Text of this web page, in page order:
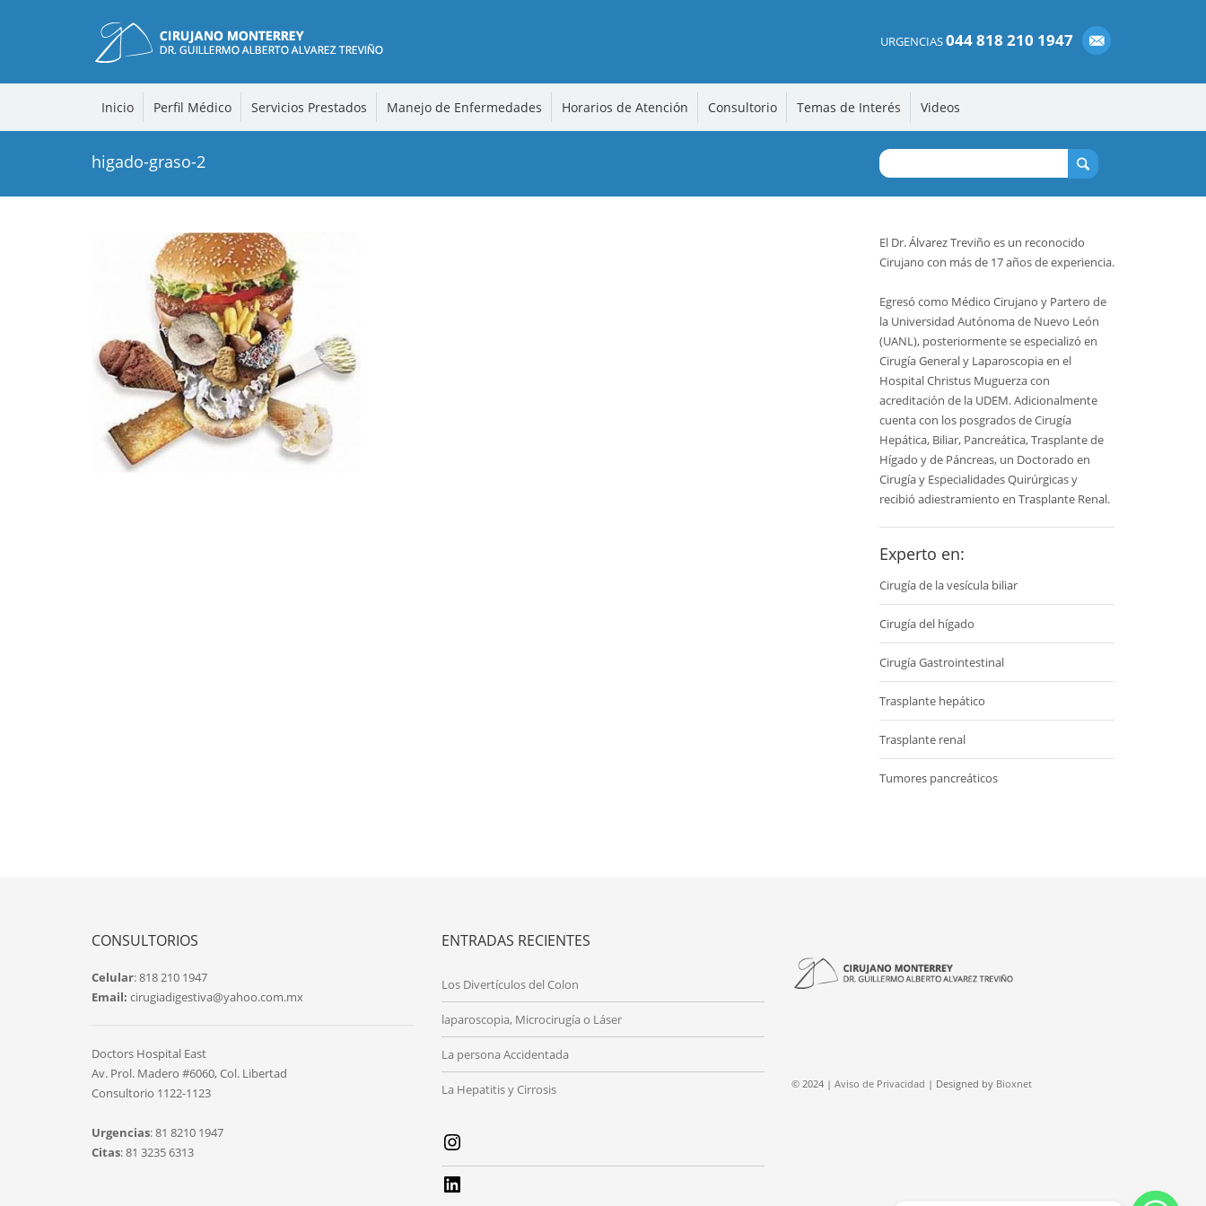
URGENCIAS044 818 210 1947
Inicio Perfil Médico Servicios Prestados Manejo de Enfermedades Horarios de Atención Consultorio Temas de Interés Videos
higado-graso-2
El Dr. Álvarez Treviño es un reconocido
Cirujano con más de 17 años de experiencia.
Egresó como Médico Cirujano y Partero de
la Universidad Autónoma de Nuevo León
(UANL), posteriormente se especializó en
Cirugía General y Laparoscopia en el
Hospital Christus Muguerza con
acreditación de la UDEM. Adicionalmente
cuenta con los posgrados de Cirugía
Hepática, Biliar, Pancreática, Trasplante de
Hígado y de Páncreas, un Doctorado en
Cirugía y Especialidades Quirúrgicas y
recibió adiestramiento en Trasplante Renal.
Experto en:
Cirugía de la vesícula biliar
Cirugía del hígado
Cirugía Gastrointestinal
Trasplante hepático
Trasplante renal
Tumores pancreáticos
CONSULTORIOS
Celular: 818 210 1947
Email: cirugiadigestiva@yahoo.com.mx
Doctors Hospital East
Av. Prol. Madero #6060, Col. Libertad
Consultorio 1122-1123
Urgencias: 81 8210 1947
Citas: 81 3235 6313
ENTRADAS RECIENTES
Los Divertículos del Colon
laparoscopia, Microcirugía o Láser
La persona Accidentada
La Hepatitis y Cirrosis © 2024 | Aviso de Privacidad | Designed by Bioxnet